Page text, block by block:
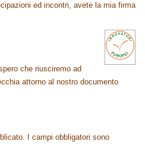
ed incontri, avete la mia firma
che riusciremo ad
attorno al nostro documento
I campi obbligatori sono